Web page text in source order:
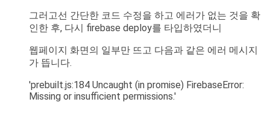
그러고선 간단한 코드 수정을 하고 에러가 없는 것을 확
인한 후, 다시 firebase deploy를 타입하였더니
웹페이지 화면의 일부만 뜨고 다음과 같은 에러 메시지
가 뜹니다.
'prebuilt.js:184 Uncaught (in promise) FirebaseError:
Missing or insufficient permissions.'